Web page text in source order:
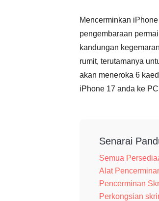
Mencerminkan
pengembaraan
kandungan
rumit, terutamanya
akan meneroka 6
iPhone 17 anda ke
Senarai
Semua
Alat
Pencerminan
Perkongsian